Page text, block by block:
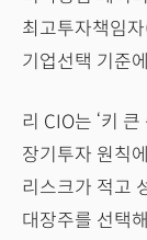
최고투자책임
기업선택 기준
리 CIO는 ‘키
장기투자 원칙
리스크가 적고
대장주를 선택